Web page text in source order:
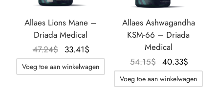
Allaes Lions Mane –
Driada Medical
47.24$ Oorspronkelijke
prijs was:
47.24$.
33.41$
huidige
prijs is:
33.41$.
Voeg toe aan winkelwagen
Allaes Ashwagandha
KSM-66 – Driada
Medical
54.15$ Oorspronkelijke
prijs was:
54.15$.
40.33$
huidige
prijs is:
Voeg toe aan winkelwagen